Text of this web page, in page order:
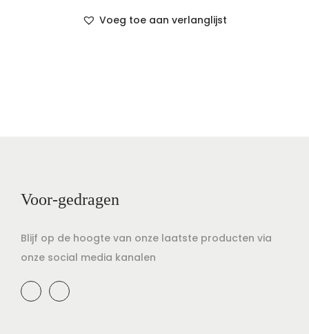
Voeg toe aan verlanglijst
Voor-gedragen
Blijf op de hoogte van onze laatste producten via
onze social media kanalen